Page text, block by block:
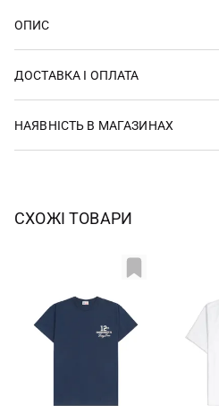
ОПИС
ДОСТАВКА І ОПЛАТА
НАЯВНІСТЬ В МАГАЗИНАХ
СХОЖІ ТОВАРИ